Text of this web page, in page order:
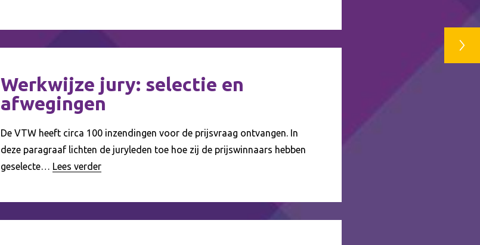
Werkwijze jury: selectie en
afwegingen
De VTW heeft circa 100 inzendingen voor de prijsvraag ontvangen. In
deze ­paragraaf lichten de juryleden toe hoe zij de prijswinnaars hebben
geselecte… Lees verder